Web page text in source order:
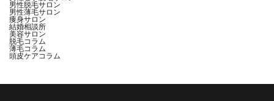
男性脱毛サロン
男性薄毛サロン
痩身サロン
結婚相談所
美容サロン
脱毛コラム
薄毛コラム
頭皮ケアコラム